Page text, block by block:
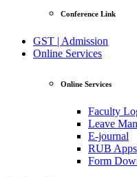
Conference Link
GST | Admission
Online Services
Online Services
Faculty
Leave
E-journal
RUB Apps
Form